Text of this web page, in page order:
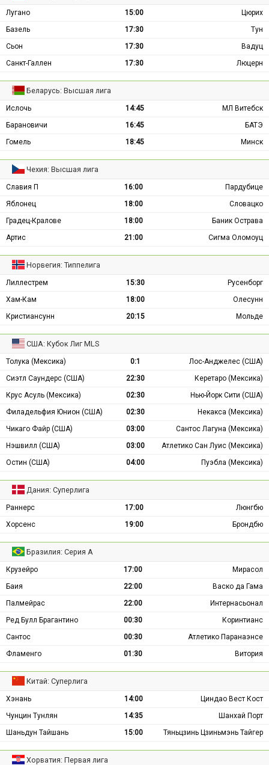
Лугано 15:00
Цюрих
Базель
17:30
Тун
Сьон
17:30
Вадуц
Санкт-Галлен
17:30 Люцерн
Беларусь: Высшая лига
Ислочь 14:45
МЛ Витебск
Барановичи
16:45
БАТЭ
Гомель
18:45 Минск
Чехия: Высшая лига
Славия П 16:00
Пардубице
Яблонец
18:00
Словацко
Градец-Кралове
18:00
Баник Острава
Артис
21:00 Сигма Оломоуц
Норвегия: Типпелига
Лиллестрем 15:30
Русенборг
Хам-Кам
18:00
Олесунн
Кристиансунн
20:15 Мольде
США: Кубок Лиг MLS
Толука (Мексика) 0:1
Лос-Анджелес (США)
Сиэтл Саундерс (США)
22:30
Керетаро (Мексика)
Крус Асуль (Мексика)
02:30
Нью-Йорк Сити (США)
Филадельфия Юнион (США)
02:30
Некакса (Мексика)
Чикаго Файр (США)
03:00
Сантос Лагуна (Мексика)
Нэшвилл (США)
03:00
Атлетико Сан Луис (Мексика)
Остин (США)
04:00 Пуэбла (Мексика)
Дания: Суперлига
Раннерс 17:00
Люнгбю
Хорсенс
19:00 Брондбю
Бразилия: Серия А
Крузейро 17:00
Мирасол
Баия
22:00
Васко да Гама
Палмейрас
22:00
Интернасьонал
Ред Булл Брагантино
00:30
Коринтианс
Сантос
00:30
Атлетико Паранаэнсе
Фламенго
01:30 Витория
Китай: Суперлига
Хэнань 14:00
Циндао Вест Кост
Чунцин Тунлян
14:35
Шанхай Порт
Шаньдун Тайшань
15:00 Тяньцзинь Цзиньмэнь Тайгер
Хорватия: Первая лига